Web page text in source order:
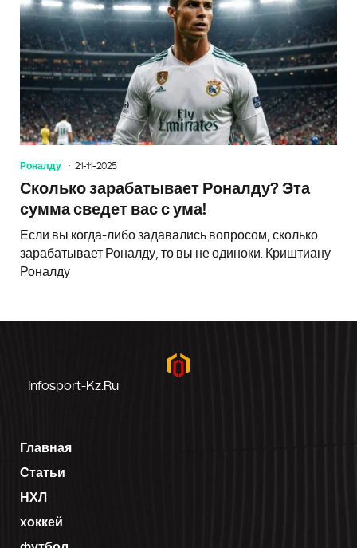
Роналду 21-11-2025
Сколько зарабатывает Роналду? Эта
сумма сведет вас с ума!
Если вы когда-либо задавались вопросом, сколько
зарабатывает Роналду, то вы не одиноки. Криштиану
Роналду
Infosport-Kz.ru
Главная
Статьи
НХЛ
хоккей